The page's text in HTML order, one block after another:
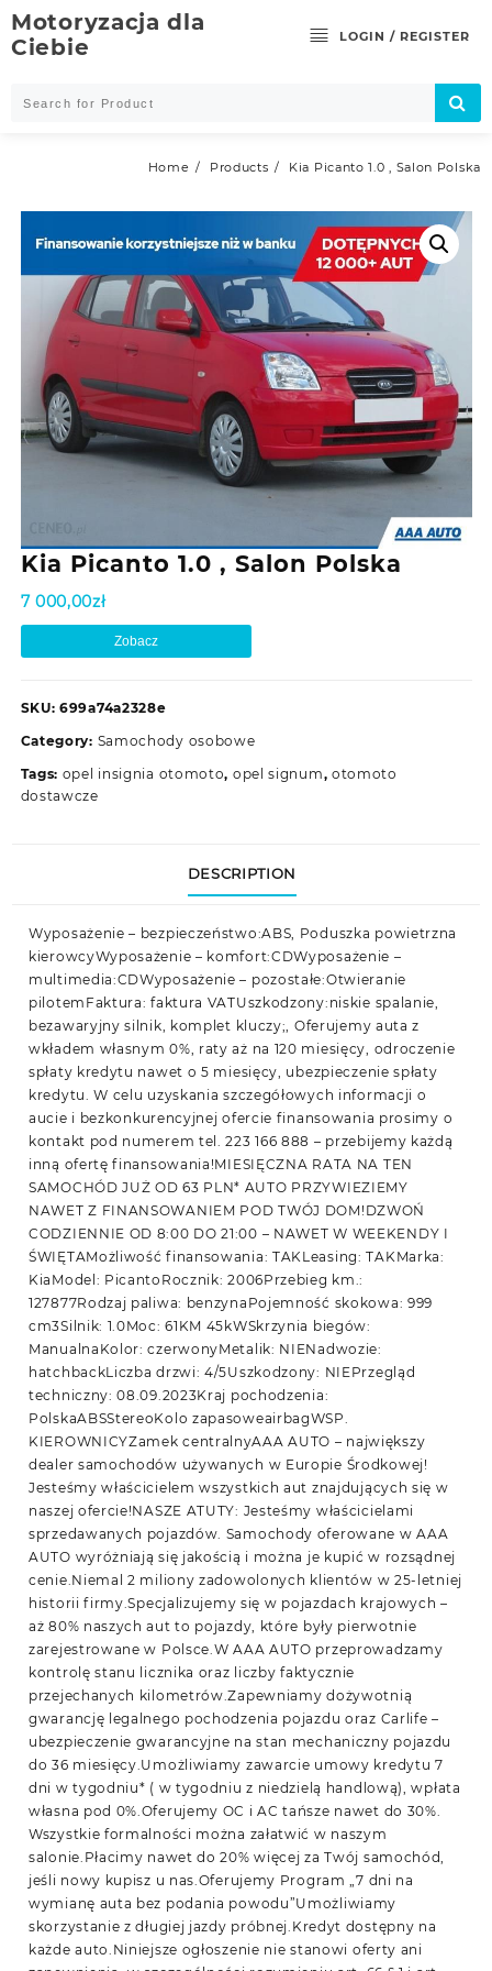
Skip
to
content
Motoryzacja dla
Ciebie
LOGIN / REGISTER
Home Products Kia Picanto 1.0 , Salon Polska
Kia Picanto 1.0 , Salon Polska
7 000,00zł
Zobacz
SKU: 699a74a2328e
Category: Samochody osobowe
Tags: opel insignia otomoto, opel signum, otomoto
dostawcze
DESCRIPTION
Wyposażenie – bezpieczeństwo:ABS, Poduszka powietrzna
kierowcyWyposażenie – komfort:CDWyposażenie –
multimedia:CDWyposażenie – pozostałe:Otwieranie
pilotemFaktura: faktura VATUszkodzony:niskie spalanie,
bezawaryjny silnik, komplet kluczy;, Oferujemy auta z
wkładem własnym 0%, raty aż na 120 miesięcy, odroczenie
spłaty kredytu nawet o 5 miesięcy, ubezpieczenie spłaty
kredytu. W celu uzyskania szczegółowych informacji o
aucie i bezkonkurencyjnej ofercie finansowania prosimy o
kontakt pod numerem tel. 223 166 888 – przebijemy każdą
inną ofertę finansowania!MIESIĘCZNA RATA NA TEN
SAMOCHÓD JUŻ OD 63 PLN* AUTO PRZYWIEZIEMY
NAWET Z FINANSOWANIEM POD TWÓJ DOM!DZWOŃ
CODZIENNIE OD 8:00 DO 21:00 – NAWET W WEEKENDY I
ŚWIĘTAMożliwość finansowania: TAKLeasing: TAKMarka:
KiaModel: PicantoRocznik: 2006Przebieg km.:
127877Rodzaj paliwa: benzynaPojemność skokowa: 999
cm3Silnik: 1.0Moc: 61KM 45kWSkrzynia biegów:
ManualnaKolor: czerwonyMetalik: NIENadwozie:
hatchbackLiczba drzwi: 4/5Uszkodzony: NIEPrzegląd
techniczny: 08.09.2023Kraj pochodzenia:
PolskaABSStereoKolo zapasoweairbagWSP.
KIEROWNICYZamek centralnyAAA AUTO – największy
dealer samochodów używanych w Europie Środkowej!
Jesteśmy właścicielem wszystkich aut znajdujących się w
naszej ofercie!NASZE ATUTY: Jesteśmy właścicielami
sprzedawanych pojazdów. Samochody oferowane w AAA
AUTO wyróżniają się jakością i można je kupić w rozsądnej
cenie.Niemal 2 miliony zadowolonych klientów w 25-letniej
historii firmy.Specjalizujemy się w pojazdach krajowych –
aż 80% naszych aut to pojazdy, które były pierwotnie
zarejestrowane w Polsce.W AAA AUTO przeprowadzamy
kontrolę stanu licznika oraz liczby faktycznie
przejechanych kilometrów.Zapewniamy dożywotnią
gwarancję legalnego pochodzenia pojazdu oraz Carlife –
ubezpieczenie gwarancyjne na stan mechaniczny pojazdu
do 36 miesięcy.Umożliwiamy zawarcie umowy kredytu 7
dni w tygodniu* ( w tygodniu z niedzielą handlową), wpłata
własna pod 0%.Oferujemy OC i AC tańsze nawet do 30%.
Wszystkie formalności można załatwić w naszym
salonie.Płacimy nawet do 20% więcej za Twój samochód,
jeśli nowy kupisz u nas.Oferujemy Program „7 dni na
wymianę auta bez podania powodu”Umożliwiamy
skorzystanie z długiej jazdy próbnej.Kredyt dostępny na
każde auto.Niniejsze ogłoszenie nie stanowi oferty ani